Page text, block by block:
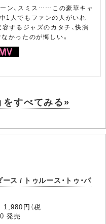
ーン、スミス……この豪華キャ
1人でもファンの人がいれ
するジャズのカタチ、快演
かったのが悔しい。
をすべてみる»
ス / トゥルース・トゥ・パ
円（税
発売